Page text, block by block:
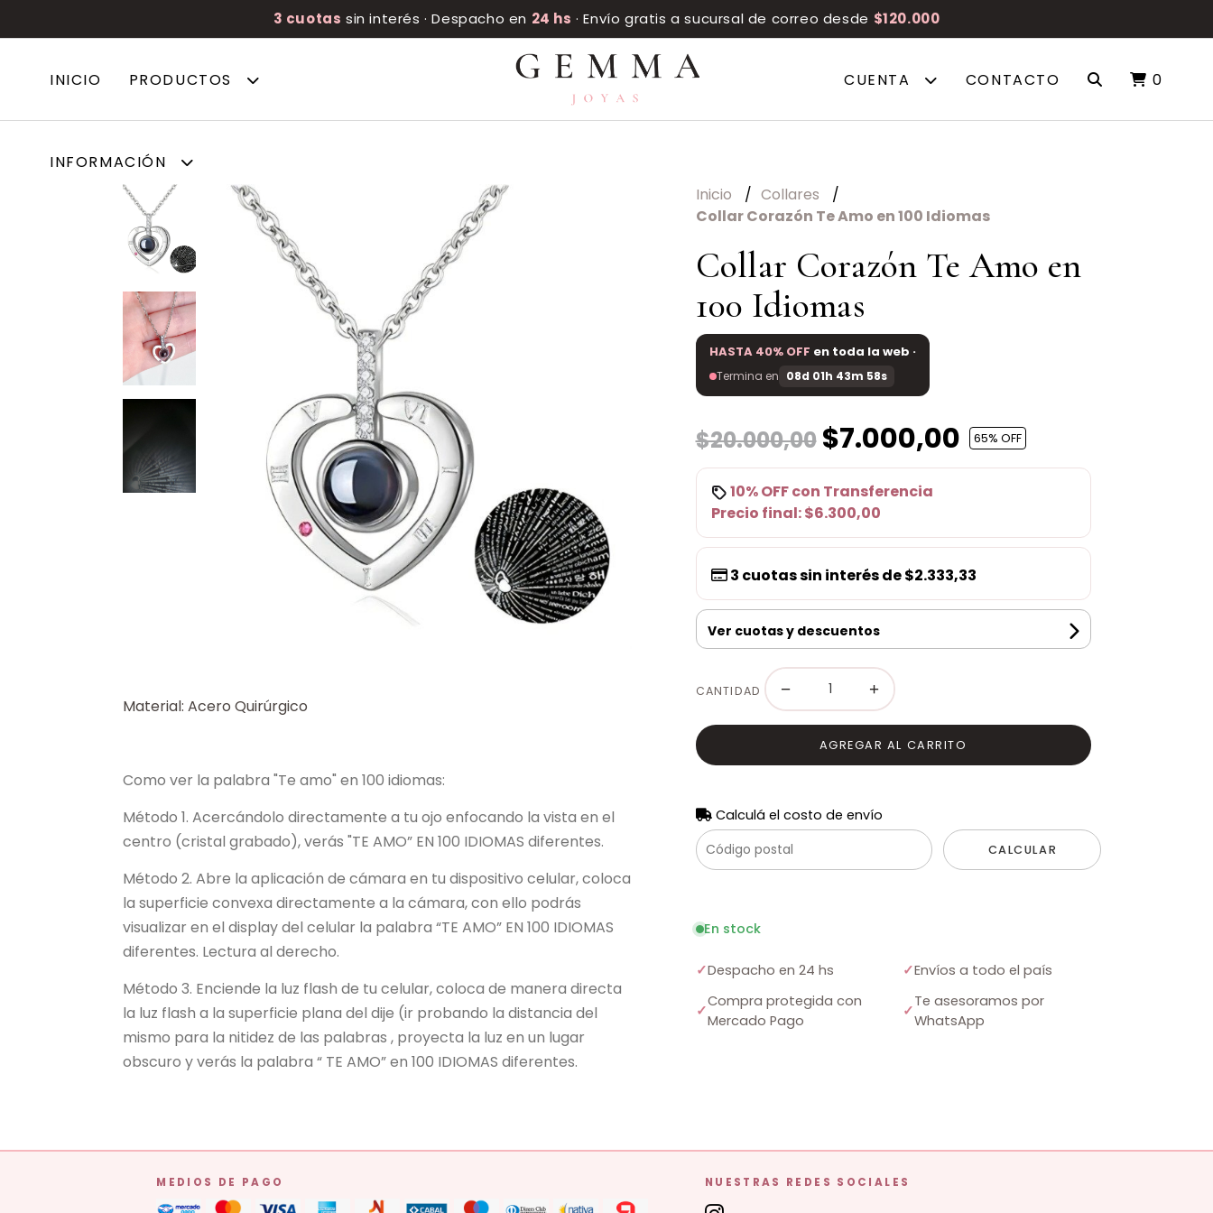
3 cuotas sin interés · Despacho en 24 hs · Envío gratis a sucursal de correo desde $120.000
INICIO PRODUCTOS
INFORMACIÓN
CUENTA CONTACTO 0
Material: Acero Quirúrgico
Como ver la palabra "Te amo" en 100 idiomas:
Método 1. Acercándolo directamente a tu ojo enfocando la vista en el
centro (cristal grabado), verás "TE AMO” EN 100 IDIOMAS diferentes.
Método 2. Abre la aplicación de cámara en tu dispositivo celular, coloca
la superficie convexa directamente a la cámara, con ello podrás
visualizar en el display del celular la palabra “TE AMO” EN 100 IDIOMAS
diferentes. Lectura al derecho.
Método 3. Enciende la luz flash de tu celular, coloca de manera directa
la luz flash a la superficie plana del dije (ir probando la distancia del
mismo para la nitidez de las palabras , proyecta la luz en un lugar
obscuro y verás la palabra “ TE AMO” en 100 IDIOMAS diferentes.
Inicio
Collares
Collar Corazón Te Amo en 100 Idiomas
Collar Corazón Te Amo en
100 Idiomas
HASTA 40% OFF en toda la web ·
Termina en 08d 01h 43m 58s
$20.000,00$7.000,00 65% OFF
10% OFFcon Transferencia
Precio final:$6.300,00
3 cuotas sin interés de$2.333,33
Ver cuotas y descuentos
CANTIDAD − +
AGREGAR AL CARRITO
Calculá el costo de envío
CALCULAR
En stock
✓Despacho en 24 hs ✓Envíos a todo el país
✓
Compra protegida con
Mercado Pago
✓
Te asesoramos por
WhatsApp
MEDIOS DE PAGO NUESTRAS REDES SOCIALES